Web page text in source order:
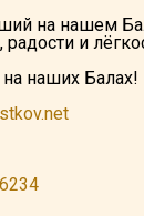
на нашем
и
наших Балах!